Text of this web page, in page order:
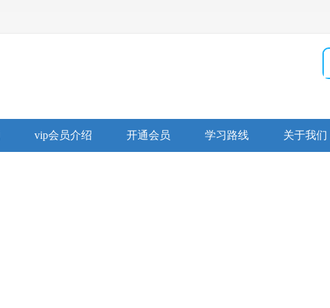
vip会员介绍 开通会员 学习路线 关于我们